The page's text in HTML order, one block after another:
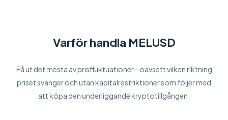
Varför handla MELUSD
Få ut det mesta av prisfluktuationer - oavsett vilken riktning
priset svänger och utan kapitalrestriktioner som följer med
att köpa den underliggande kryptotillgången.